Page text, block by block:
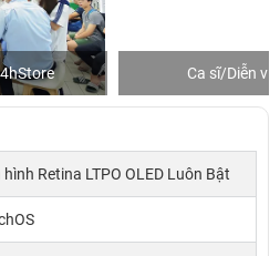
Ca sĩ/Diễn
hình Retina LTPO OLED Luôn Bật